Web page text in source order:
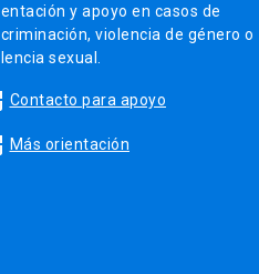
y apoyo en casos de
violencia de género o
sexual.
Contacto para apoyo
Más orientación